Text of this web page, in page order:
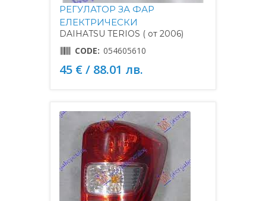
РЕГУЛАТОР ЗА ФАР
ЕЛЕКТРИЧЕСКИ
DAIHATSU TERIOS ( от 2006)
CODE: 054605610
45 € / 88.01 лв.